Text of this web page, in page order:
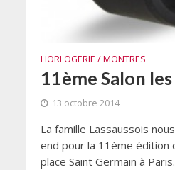
HORLOGERIE / MONTRES
11ème Salon
13 octobre 2014
La famille Lassaussois
end pour la 11ème édition
place Saint Germain à